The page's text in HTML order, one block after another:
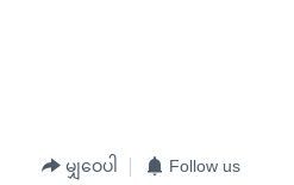
မျှဝေပါ Follow us